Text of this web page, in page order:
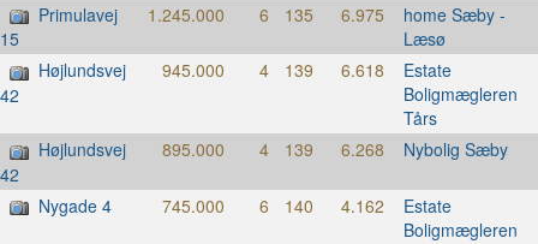
Primulavej
15
1.245.000 6 135 6.975 home Sæby -
Læsø
Højlundsvej
42
945.000 4 139 6.618 Estate
Boligmægleren
Tårs
Højlundsvej
42
895.000 4 139 6.268 Nybolig Sæby
Nygade 4 745.000 6 140 4.162 Estate
Boligmægleren